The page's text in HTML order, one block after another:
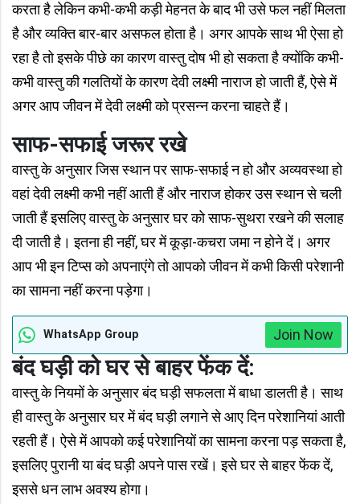
करता है लेकिन कभी-कभी कड़ी मेहनत के बाद भी उसे फल नहीं मिलता
है और व्यक्ति बार-बार असफल होता है। अगर आपके साथ भी ऐसा हो
रहा है तो इसके पीछे का कारण वास्तु दोष भी हो सकता है क्योंकि कभी-
कभी वास्तु की गलतियों के कारण देवी लक्ष्मी नाराज हो जाती हैं, ऐसे में
अगर आप जीवन में देवी लक्ष्मी को प्रसन्न करना चाहते हैं।
साफ-सफाई जरूर रखे
वास्तु के अनुसार जिस स्थान पर साफ-सफाई न हो और अव्यवस्था हो
वहां देवी लक्ष्मी कभी नहीं आती हैं और नाराज होकर उस स्थान से चली
जाती हैं इसलिए वास्तु के अनुसार घर को साफ-सुथरा रखने की सलाह
दी जाती है। इतना ही नहीं, घर में कूड़ा-कचरा जमा न होने दें। अगर
आप भी इन टिप्स को अपनाएंगे तो आपको जीवन में कभी किसी परेशानी
का सामना नहीं करना पड़ेगा।
WhatsApp Group Join Now
बंद घड़ी को घर से बाहर फेंक दें:
वास्तु के नियमों के अनुसार बंद घड़ी सफलता में बाधा डालती है। साथ
ही वास्तु के अनुसार घर में बंद घड़ी लगाने से आए दिन परेशानियां आती
रहती हैं। ऐसे में आपको कई परेशानियों का सामना करना पड़ सकता है,
इसलिए पुरानी या बंद घड़ी अपने पास रखें। इसे घर से बाहर फेंक दें,
इससे धन लाभ अवश्य होगा।